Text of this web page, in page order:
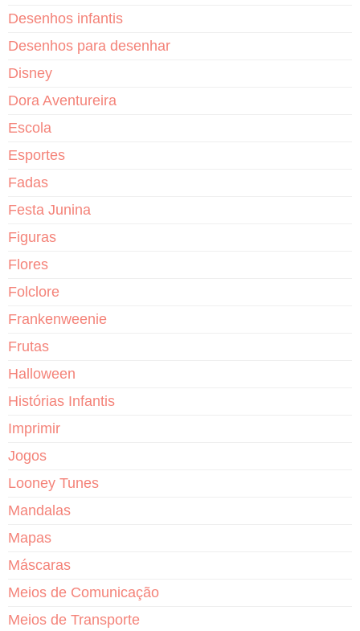
Desenhos infantis
Desenhos para desenhar
Disney
Dora Aventureira
Escola
Esportes
Fadas
Festa Junina
Figuras
Flores
Folclore
Frankenweenie
Frutas
Halloween
Histórias Infantis
Imprimir
Jogos
Looney Tunes
Mandalas
Mapas
Máscaras
Meios de Comunicação
Meios de Transporte